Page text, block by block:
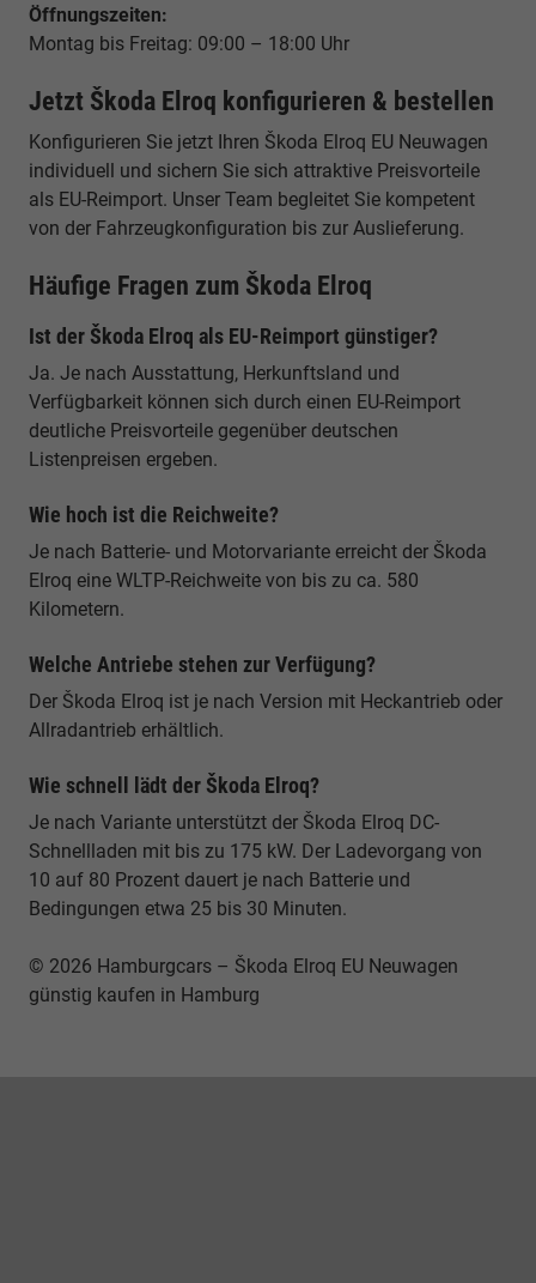
Öffnungszeiten:
Montag bis Freitag: 09:00 – 18:00 Uhr
Jetzt Škoda Elroq konfigurieren & bestellen
Konfigurieren Sie jetzt Ihren Škoda Elroq EU Neuwagen
individuell und sichern Sie sich attraktive Preisvorteile
als EU-Reimport. Unser Team begleitet Sie kompetent
von der Fahrzeugkonfiguration bis zur Auslieferung.
Häufige Fragen zum Škoda Elroq
Ist der Škoda Elroq als EU-Reimport günstiger?
Ja. Je nach Ausstattung, Herkunftsland und
Verfügbarkeit können sich durch einen EU-Reimport
deutliche Preisvorteile gegenüber deutschen
Listenpreisen ergeben.
Wie hoch ist die Reichweite?
Je nach Batterie- und Motorvariante erreicht der Škoda
Elroq eine WLTP-Reichweite von bis zu ca. 580
Kilometern.
Welche Antriebe stehen zur Verfügung?
Der Škoda Elroq ist je nach Version mit Heckantrieb oder
Allradantrieb erhältlich.
Wie schnell lädt der Škoda Elroq?
Je nach Variante unterstützt der Škoda Elroq DC-
Schnellladen mit bis zu 175 kW. Der Ladevorgang von
10 auf 80 Prozent dauert je nach Batterie und
Bedingungen etwa 25 bis 30 Minuten.
© 2026 Hamburgcars – Škoda Elroq EU Neuwagen
günstig kaufen in Hamburg